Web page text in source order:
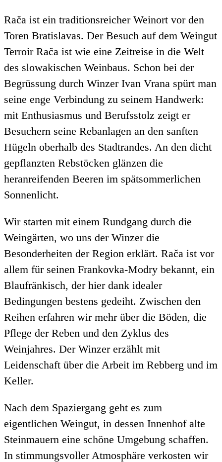
Rača ist ein traditionsreicher Weinort vor den
Toren Bratislavas. Der Besuch auf dem Weingut
Terroir Rača ist wie eine Zeitreise in die Welt
des slowakischen Weinbaus. Schon bei der
Begrüssung durch Winzer Ivan Vrana spürt man
seine enge Verbindung zu seinem Handwerk:
mit Enthusiasmus und Berufsstolz zeigt er
Besuchern seine Rebanlagen an den sanften
Hügeln oberhalb des Stadtrandes. An den dicht
gepflanzten Rebstöcken glänzen die
heranreifenden Beeren im spätsommerlichen
Sonnenlicht.
Wir starten mit einem Rundgang durch die
Weingärten, wo uns der Winzer die
Besonderheiten der Region erklärt. Rača ist vor
allem für seinen Frankovka-Modry bekannt, ein
Blaufränkisch, der hier dank idealer
Bedingungen bestens gedeiht. Zwischen den
Reihen erfahren wir mehr über die Böden, die
Pflege der Reben und den Zyklus des
Weinjahres. Der Winzer erzählt mit
Leidenschaft über die Arbeit im Rebberg und im
Keller.
Nach dem Spaziergang geht es zum
eigentlichen Weingut, in dessen Innenhof alte
Steinmauern eine schöne Umgebung schaffen.
In stimmungsvoller Atmosphäre verkosten wir